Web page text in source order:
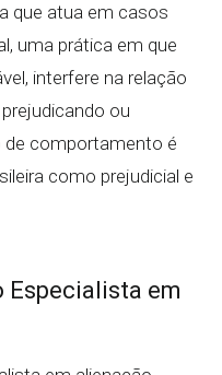
que atua em casos
uma prática em que
interfere na relação
ou
de comportamento é
como prejudicial e
Especialista em